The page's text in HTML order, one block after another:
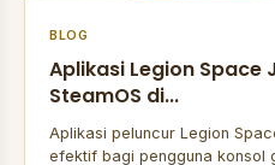
BLOG
Aplikasi Legion Space
SteamOS di...
Aplikasi peluncur Legion
efektif bagi pengguna konsol